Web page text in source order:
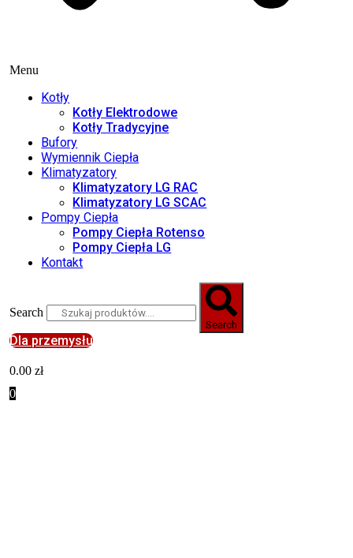
Menu
Kotły
Kotły Elektrodowe
Kotły Tradycyjne
Bufory
Wymiennik Ciepła
Klimatyzatory
Klimatyzatory LG RAC
Klimatyzatory LG SCAC
Pompy Ciepła
Pompy Ciepła Rotenso
Pompy Ciepła LG
Kontakt
Search
Search
Dla przemysłu
0.00zł
0